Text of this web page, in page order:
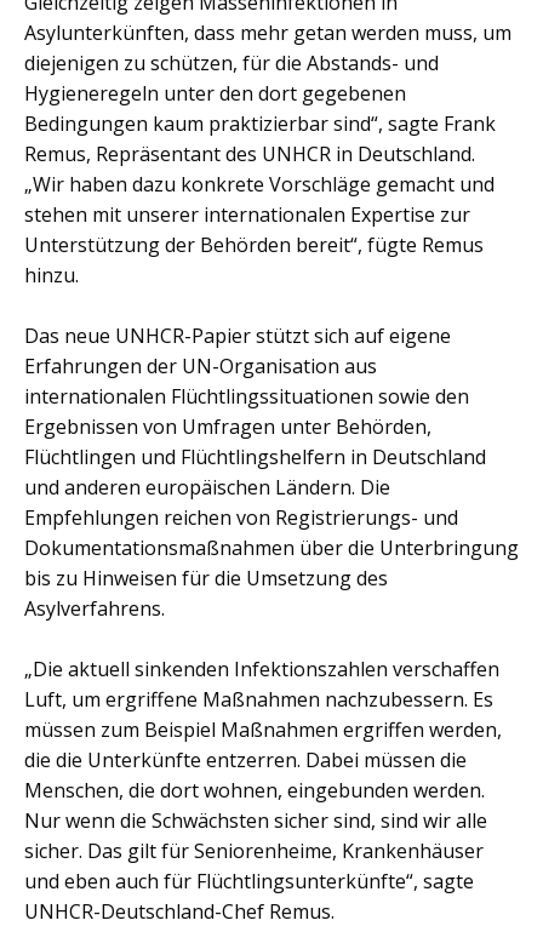
Asylunterkünften, dass mehr getan werden muss, um
diejenigen zu schützen, für die Abstands- und
Hygieneregeln unter den dort gegebenen
Bedingungen kaum praktizierbar sind“, sagte Frank
Remus, Repräsentant des UNHCR in Deutschland.
„Wir haben dazu konkrete Vorschläge gemacht und
stehen mit unserer internationalen Expertise zur
Unterstützung der Behörden bereit“, fügte Remus
hinzu.
Das neue UNHCR-Papier stützt sich auf eigene
Erfahrungen der UN-Organisation aus
internationalen Flüchtlingssituationen sowie den
Ergebnissen von Umfragen unter Behörden,
Flüchtlingen und Flüchtlingshelfern in Deutschland
und anderen europäischen Ländern. Die
Empfehlungen reichen von Registrierungs- und
Dokumentationsmaßnahmen über die Unterbringung
bis zu Hinweisen für die Umsetzung des
Asylverfahrens.
„Die aktuell sinkenden Infektionszahlen verschaffen
Luft, um ergriffene Maßnahmen nachzubessern. Es
müssen zum Beispiel Maßnahmen ergriffen werden,
die die Unterkünfte entzerren. Dabei müssen die
Menschen, die dort wohnen, eingebunden werden.
Nur wenn die Schwächsten sicher sind, sind wir alle
sicher. Das gilt für Seniorenheime, Krankenhäuser
und eben auch für Flüchtlingsunterkünfte“, sagte
UNHCR-Deutschland-Chef Remus.